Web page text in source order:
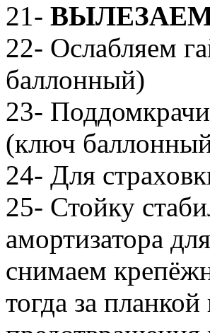
21-
22- Ослабляем
баллонный)
23-
(ключ
24- Для
25- Стойку
амортизатора
снимаем
тогда за